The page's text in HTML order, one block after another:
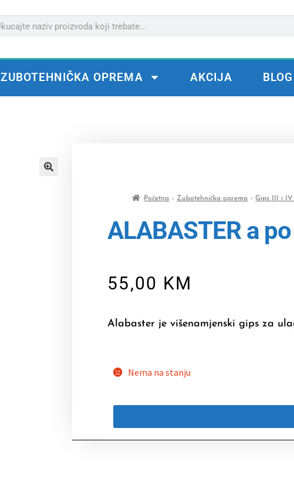
ZUBOTEHNIČKA OPREMA AKCIJA BLOG
Početna Zubotehnička oprema Gips III i IV
ALABASTER a
55,00 KM
Alabaster je višenamjenski gips za
Nema na stanju